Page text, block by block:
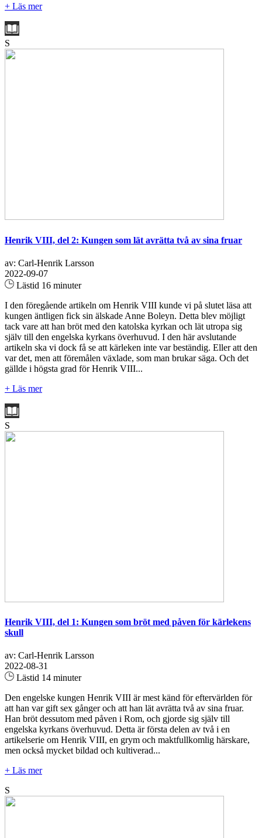
+ Läs mer
S
Henrik VIII, del 2: Kungen som lät avrätta två av sina fruar
av: Carl-Henrik Larsson
2022-09-07
Lästid 16 minuter
I den föregående artikeln om Henrik VIII kunde vi på slutet läsa att
kungen äntligen fick sin älskade Anne Boleyn. Detta blev möjligt
tack vare att han bröt med den katolska kyrkan och lät utropa sig
själv till den engelska kyrkans överhuvud. I den här avslutande
artikeln ska vi dock få se att kärleken inte var beständig. Eller att den
var det, men att föremålen växlade, som man brukar säga. Och det
gällde i högsta grad för Henrik VIII...
+ Läs mer
S
Henrik VIII, del 1: Kungen som bröt med påven för kärlekens
skull
av: Carl-Henrik Larsson
2022-08-31
Lästid 14 minuter
Den engelske kungen Henrik VIII är mest känd för eftervärlden för
att han var gift sex gånger och att han lät avrätta två av sina fruar.
Han bröt dessutom med påven i Rom, och gjorde sig själv till
engelska kyrkans överhuvud. Detta är första delen av två i en
artikelserie om Henrik VIII, en grym och maktfullkomlig härskare,
men också mycket bildad och kultiverad...
+ Läs mer
S